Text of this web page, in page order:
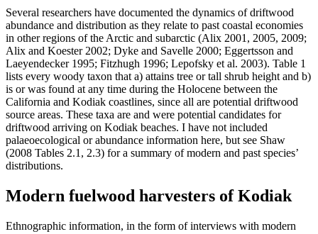
Several researchers have documented the dynamics of driftwood
abundance and distribution as they relate to past coastal economies
in other regions of the Arctic and subarctic (Alix 2001, 2005, 2009;
Alix and Koester 2002; Dyke and Savelle 2000; Eggertsson and
Laeyendecker 1995; Fitzhugh 1996; Lepofsky et al. 2003). Table 1
lists every woody taxon that a) attains tree or tall shrub height and b)
is or was found at any time during the Holocene between the
California and Kodiak coastlines, since all are potential driftwood
source areas. These taxa are and were potential candidates for
driftwood arriving on Kodiak beaches. I have not included
palaeoecological or abundance information here, but see Shaw
(2008 Tables 2.1, 2.3) for a summary of modern and past species’
distributions.
Modern fuelwood harvesters of Kodiak
Ethnographic information, in the form of interviews with modern